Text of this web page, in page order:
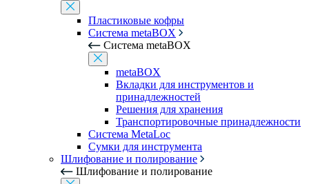
Пластиковые кофры
Система metaBOX
Система metaBOX
metaBOX
Вкладки для инструментов и
принадлежностей
Решения для хранения
Транспортировочные принадлежности
Система MetaLoc
Сумки для инструмента
Шлифование и полирование
Шлифование и полирование